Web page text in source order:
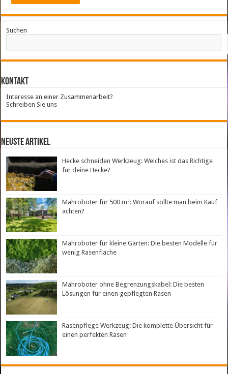
Suchen
Kontakt
Interesse an einer Zusammenarbeit?
Schreiben Sie uns
neuste Artikel
Hecke schneiden Werkzeug: Welches ist das Richtige
für deine Hecke?
Mähroboter für 500 m²: Worauf sollte man beim Kauf
achten?
Mähroboter für kleine Gärten: Die besten Modelle für
wenig Rasenfläche
Mähroboter ohne Begrenzungskabel: Die besten
Lösungen für einen gepflegten Rasen
Rasenpflege Werkzeug: Die komplette Übersicht für
einen perfekten Rasen